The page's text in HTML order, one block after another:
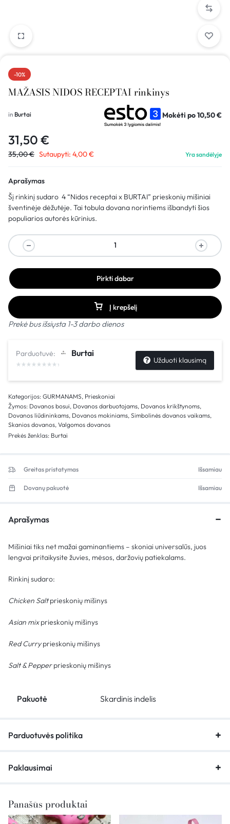
-10%
MAŽASIS NIDOS RECEPTAI rinkinys
in Burtai Mokėti po10,50€
31,50 €
35,00€ Sutaupyti: 4,00€ Yra sandėlyje
Aprašymas
Šį rinkinį sudaro 4 “Nidos receptai x BURTAI” prieskonių mišiniai
šventinėje dėžutėje. Tai tobula dovana norintiems išbandyti šios
populiarios autorės kūrinius.
Į krepšelį
Pirkti dabar
Prekė bus išsiųsta 1-3 darbo dienos
Parduotuvė: Burtai
Užduoti klausimą
Kategorijos: GURMANAMS, Prieskoniai
Žymos: Dovanos bosui, Dovanos darbuotojams, Dovanos krikštynoms,
Dovanos liūdininkams, Dovanos mokiniams, Simbolinės dovanos vaikams,
Skanios dovanos, Valgomos dovanos
Prekės ženklas: Burtai
Greitas pristatymas Išsamiau
Dovanų pakuotė Išsamiau
Aprašymas
Mišiniai tiks net mažai gaminantiems – skoniai universalūs, juos
lengvai pritaikysite žuvies, mėsos, daržovių patiekalams.
Rinkinį sudaro:
Chicken Saltprieskonių mišinys
Asian mixprieskonių mišinys
Red Curryprieskonių mišinys
Salt & Pepperprieskonių mišinys
Pakuotė Skardinis indelis
Parduotuvės politika
Paklausimai
Panašūs produktai